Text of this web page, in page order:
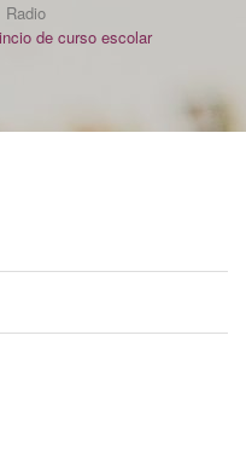
Radio
de curso escolar